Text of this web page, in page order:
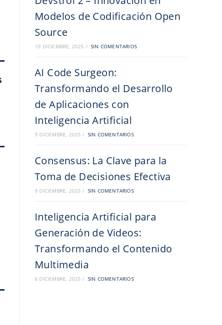
Modelos de Codificación Open
Source
10 DICIEMBRE, 2025 / SIN COMENTARIOS
AI Code Surgeon:
Transformando el Desarrollo
de Aplicaciones con
Inteligencia Artificial
9 DICIEMBRE, 2025 / SIN COMENTARIOS
Consensus: La Clave para la
Toma de Decisiones Efectiva
9 DICIEMBRE, 2025 / SIN COMENTARIOS
Inteligencia Artificial para
Generación de Videos:
Transformando el Contenido
Multimedia
8 DICIEMBRE, 2025 / SIN COMENTARIOS